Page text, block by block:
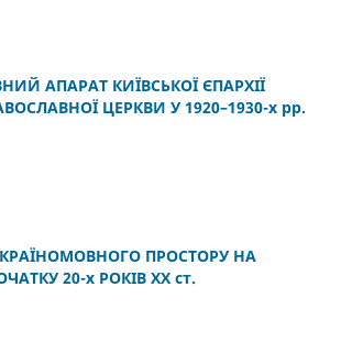
АПАРАТ КИЇВСЬКОЇ ЄПАРХІЇ
ЦЕРКВИ У 1920–1930-х рр.
ПРОСТОРУ НА
20-х РОКІВ ХХ ст.